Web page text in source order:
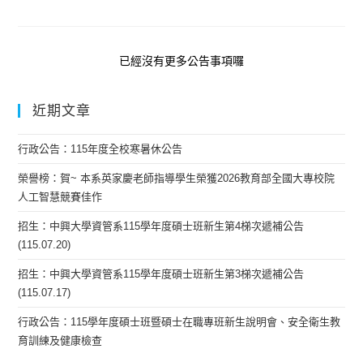
已經沒有更多公告事項囉
近期文章
行政公告：115年度全校寒暑休公告
榮譽榜：賀~ 本系英家慶老師指導學生榮獲2026教育部全國大專校院
人工智慧競賽佳作
招生：中興大學資管系115學年度碩士班新生第4梯次遞補公告
(115.07.20)
招生：中興大學資管系115學年度碩士班新生第3梯次遞補公告
(115.07.17)
行政公告：115學年度碩士班暨碩士在職專班新生說明會、安全衛生教
育訓練及健康檢查